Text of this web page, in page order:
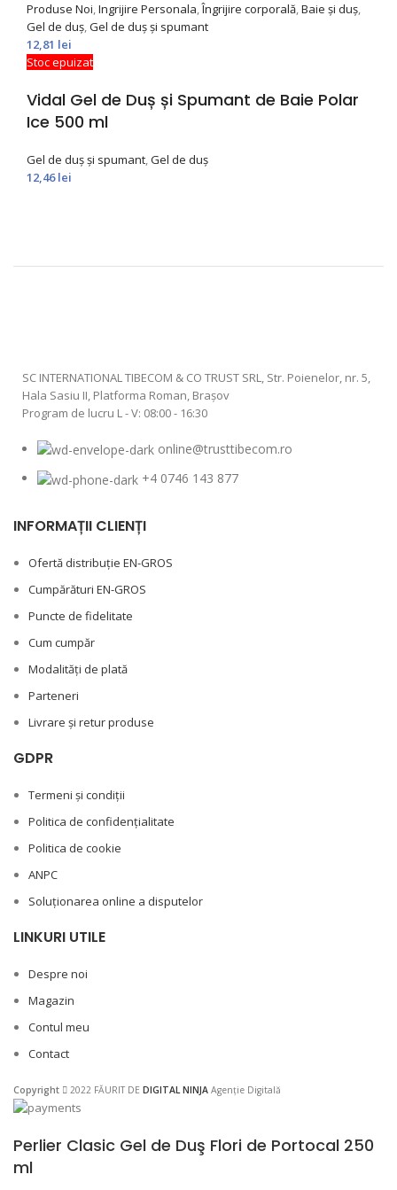
Produse Noi,Ingrijire Personala,Îngrijire corporală,Baie și duș,
Gel de duș,Gel de duș și spumant
12,81 lei
Stoc epuizat
Vidal Gel de Duș și Spumant de Baie Polar
Ice 500 ml
Gel de duș și spumant,Gel de duș
12,46lei
SC INTERNATIONAL TIBECOM & CO TRUST SRL, Str. Poienelor, nr. 5,
Hala Sasiu II, Platforma Roman, Braşov
Program de lucru L - V: 08:00 - 16:30
online@trusttibecom.ro
+4 0746 143 877
INFORMAȚII CLIENȚI
Ofertă distribuție EN-GROS
Cumpărături EN-GROS
Puncte de fidelitate
Cum cumpăr
Modalități de plată
Parteneri
Livrare și retur produse
GDPR
Termeni și condiții
Politica de confidențialitate
Politica de cookie
ANPC
Soluționarea online a disputelor
LINKURI UTILE
Despre noi
Magazin
Contul meu
Contact
Copyright 2022 FĂURIT DE DIGITAL NINJA Agenție Digitală
Perlier Clasic Gel de Duş Flori de Portocal 250
ml